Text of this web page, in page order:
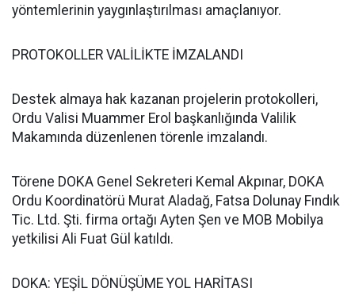
yöntemlerinin yaygınlaştırılması amaçlanıyor.
PROTOKOLLER VALİLİKTE İMZALANDI
Destek almaya hak kazanan projelerin protokolleri,
Ordu Valisi Muammer Erol başkanlığında Valilik
Makamında düzenlenen törenle imzalandı.
Törene DOKA Genel Sekreteri Kemal Akpınar, DOKA
Ordu Koordinatörü Murat Aladağ, Fatsa Dolunay Fındık
Tic. Ltd. Şti. firma ortağı Ayten Şen ve MOB Mobilya
yetkilisi Ali Fuat Gül katıldı.
DOKA: YEŞİL DÖNÜŞÜME YOL HARİTASI